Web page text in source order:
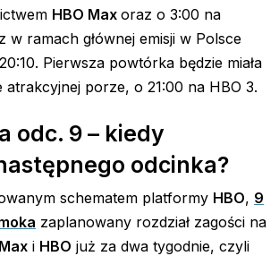
HBO Max oraz o 3:00 na
w ramach głównej emisji w Polsce
Pierwsza powtórka będzie miała
atrakcyjnej porze, o 21:00 na HBO 3.
odc. 9 – kiedy
odcinka?
schematem platformy HBO, 9
zaplanowany rozdział zagości na
i HBO już za dwa tygodnie, czyli